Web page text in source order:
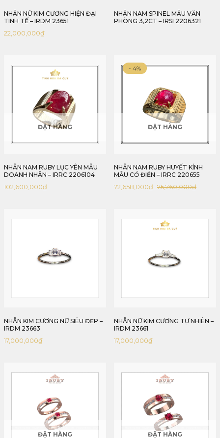
NHẪN NỮ KIM CƯƠNG HIỆN ĐẠI
TINH TẾ – IRDM 23651
22,000,000₫
NHẪN NAM SPINEL MẪU VĂN
PHÒNG 3,2CT – IRSI 2206321
ĐẶT HÀNG
NHẪN NAM RUBY LỤC YÊN MẪU
DOANH NHÂN – IRRC 2206104
102,600,000₫
- 4%
ĐẶT HÀNG
NHẪN NAM RUBY HUYẾT KÍNH
MẪU CỔ ĐIỂN – IRRC 220655
75,760,000₫Giá
72,658,000₫
Giá
là:
NHẪN KIM CƯƠNG NỮ SIÊU ĐẸP –
IRDM 23663
17,000,000₫
NHẪN NỮ KIM CƯƠNG TỰ NHIÊN –
IRDM 23661
17,000,000₫
ĐẶT HÀNG ĐẶT HÀNG